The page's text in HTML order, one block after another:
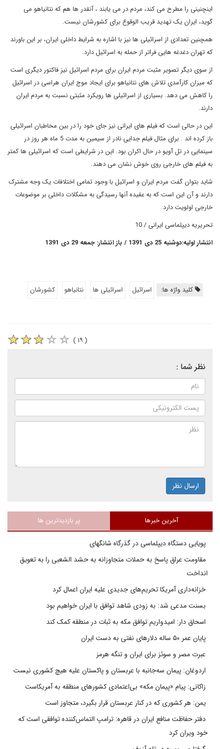
اینچنینی را مطرح می کند، مردم در می یابند ، آنقدر ها هم که نتانیاهو می
گوید، ایران یک تهدید قریب الوقوع برای کشورشان نیست.
همچنین تعدادی از اسرائیلی ها نیز با اشاره به شرایط داخلی ایران، بر این باورند
که تهران دغدغه هایی فراتر از حمله به اسرائیل دارد.
از سوی دیگر تصویر مثبت مردم ایران برای مردم اسرائیل نیز فاکتور دیگری است
که میزان کارآمدی تلاش های نتانیاهو برای ایجاد موج ایران هراسی در اسرائیل
را کاهش می دهد. بسیاری از اسرائیلی ها رویکرد مثبتی نسبت به مردم ایران
دارند.
این در حالی است که فیلم های ایرانی نیز جای خود را در بین مخاطبان اسرائیلی
باز کرده اند . برای مثال فیلم جدایی نادر از سیمین به مدت 5 ماه هر روز در
سینمایی در تل آویو در حال اکران بود. این در شرایطی است که اسرائیلی ها کمتر
به فیلم های خارجی روی خوش نشان می دهند.
شاید بتوان گفت مردم ایران و اسرائیل با وجود تمامی اختلافات یک وجه مشترک
دارند و آن این است که به عقیده آنها رسیدگی به مشکلات داخلی بر موضوعات
خارجی اولویت دارد.
تحریریه دیپلماسی ایرانی / 10
انتشار اولیه:دوشنبه 25 دی 1391 / باز انتشار: جمعه 29 دی 1391
کلید واژه ها: اسرائیل اسرائیلی ها نتانیاهو کشورشان
( ۱۹ )
نظر شما :
ارسال نظر
آخرین خبرها پر بازدیدترین ها
پویایی دستگاه دیپلماسی در گذرگاه شانگهای
مقاومت عراق پاسخ به حملات متجاوزانه به حشد الشعبی را به تعویق
انداخت
خزانه‌داری آمریکا تحریم‌های جدیدی علیه ایران اعمال کرد
بسنت مدعی شد: به زودی شاهد توافق با ایران خواهیم بود
اسحاق دار: امیدواریم توافق مکه به ثبات در منطقه کمک کند
پایان عمر ۵۰ ساله دلارهای نفتی به دست ایران
عبرت مصر و سوئز برای ایران و تنگه هرمز
اردوغان: پیمان سه‌جانبه با عربستان و پاکستان علیه هیچ کشوری نیست
زاکانی: پیام «پیمان مکه» بی‌اعتمادی کشورهای منطقه به آمریکاست
یمن: هر کشوری که در کنار عربستان قرار بگیرد، متجاوز است
دفتر حفاظت منافع ایران در قاهره: ترامپ التماس‌کننده توافقی است که
خود ویران کرد